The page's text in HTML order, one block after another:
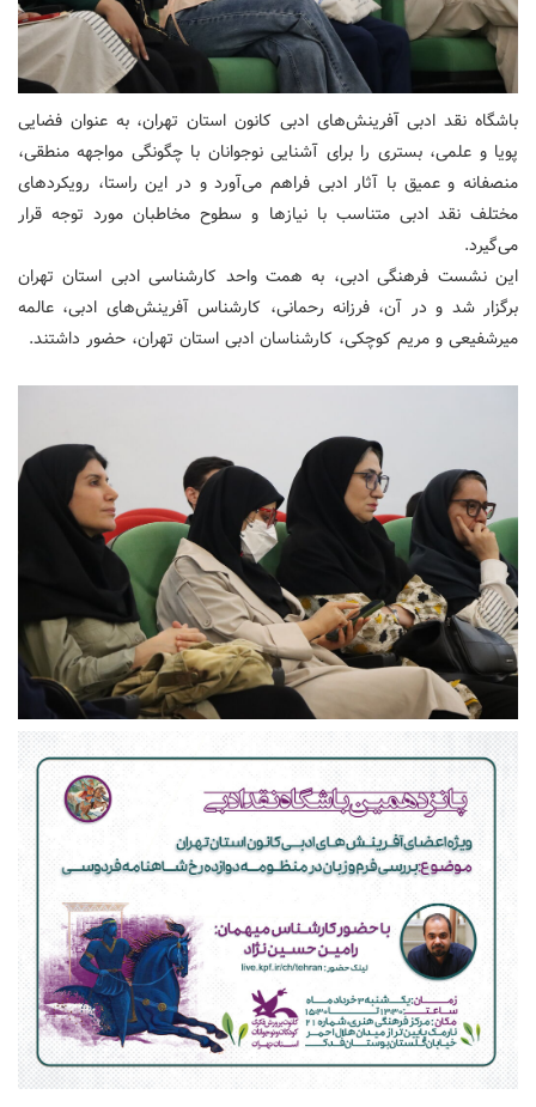
باشگاه نقد ادبی آفرینش‌های ادبی کانون استان تهران، به عنوان فضایی
پویا و علمی، بستری را برای آشنایی نوجوانان با چگونگی مواجهه منطقی،
منصفانه و عمیق با آثار ادبی فراهم می‌آورد و در این راستا، رویکردهای
مختلف نقد ادبی متناسب با نیازها و سطوح مخاطبان مورد توجه قرار
می‌گیرد.
این نشست فرهنگی ادبی، به همت واحد کارشناسی ادبی استان تهران
برگزار شد و در آن، فرزانه رحمانی، کارشناس آفرینش‌های ادبی، عالمه
میرشفیعی و مریم کوچکی، کارشناسان ادبی استان تهران، حضور داشتند.